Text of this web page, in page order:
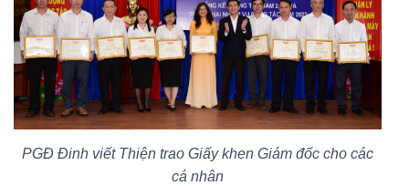
PGĐ Đinh viết Thiện trao Giấy khen Giám đốc cho các
cá nhân